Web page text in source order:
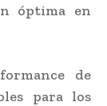
óptima en
de
para los